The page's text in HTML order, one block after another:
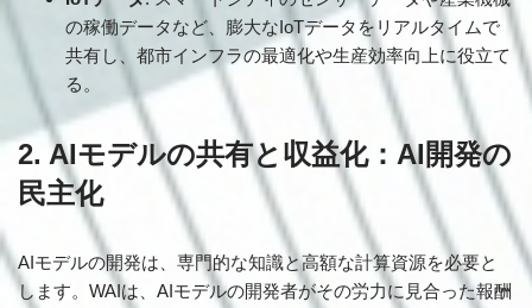
の稼働データなど、膨大なIoTデータをリアルタイムで
共有し、都市インフラの最適化や生産効率向上に役立て
る。
2. AIモデルの共有と収益化：AI開発の
民主化
AIモデルの開発は、専門的な知識と高額な計算資源を必要と
します。WAIは、AIモデルの開発者がその労力に見合った報酬